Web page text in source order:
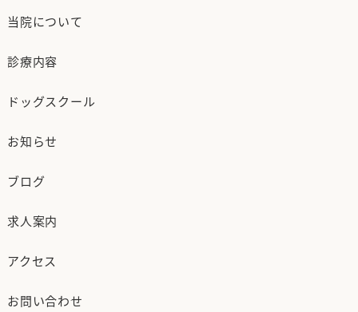
当院について
診療内容
ドッグスクール
お知らせ
ブログ
求人案内
アクセス
お問い合わせ